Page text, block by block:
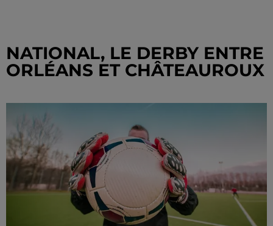
NATIONAL, LE DERBY ENTRE
ORLÉANS ET CHÂTEAUROUX